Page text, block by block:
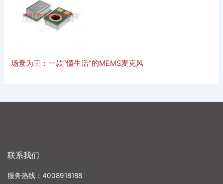
场景为王：一款“懂生活”的MEMS麦克风
联系我们
服务热线：4008918188